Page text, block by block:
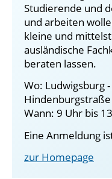
Studierende und
und arbeiten
kleine und
ausländische
beraten lassen.
Wo: Ludwigsburg
Wann: 9 Uhr bis
Eine Anmeldung
zur Homepage